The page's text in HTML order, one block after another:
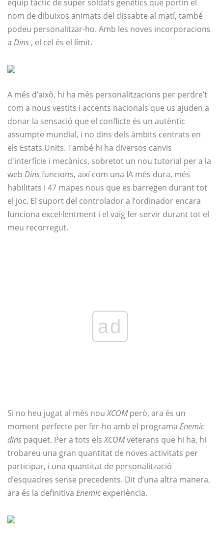
equip tàctic de súper soldats genètics que portin el
nom de dibuixos animats del dissabte al matí, també
podeu personalitzar-ho. Amb les noves incorporacions
a Dins , el cel és el límit.
A més d’això, hi ha més personalitzacions per perdre’t
com a nous vestits i accents nacionals que us ajuden a
donar la sensació que el conflicte és un autèntic
assumpte mundial, i no dins dels àmbits centrats en
els Estats Units. També hi ha diversos canvis
d'interfície i mecànics, sobretot un nou tutorial per a la
web Dinsfuncions, així com una IA més dura, més
habilitats i 47 mapes nous que es barregen durant tot
el joc. El suport del controlador a l’ordinador encara
funciona excel·lentment i el vaig fer servir durant tot el
meu recorregut.
ad
Si no heu jugat al més nouXCOMperò, ara és un
moment perfecte per fer-ho amb el programa Enemic
dins paquet. Per a tots elsXCOMveterans que hi ha, hi
trobareu una gran quantitat de noves activitats per
participar, i una quantitat de personalització
d’esquadres sense precedents. Dit d’una altra manera,
ara és la definitiva Enemic experiència.